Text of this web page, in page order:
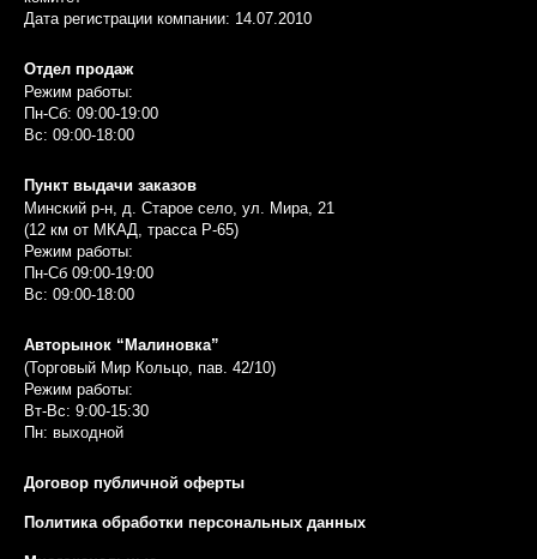
Дата регистрации компании: 14.07.2010
Отдел продаж
Режим работы:
Пн-Сб: 09:00-19:00
Вс: 09:00-18:00
Пункт выдачи заказов
Минский р-н, д. Старое село, ул. Мира, 21
(12 км от МКАД, трасса P-65)
Режим работы:
Пн-Сб 09:00-19:00
Вс: 09:00-18:00
Авторынок “Малиновка”
(Торговый Мир Кольцо, пав. 42/10)
Режим работы:
Вт-Вс: 9:00-15:30
Пн: выходной
Договор публичной оферты
Политика обработки персональных данных